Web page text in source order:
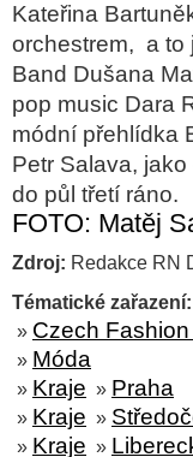
Kateřina
orchestrem, a to
Band Dušana
pop music Dara
módní přehlídka
Petr Salava,
do půl třetí ráno.
FOTO: Matěj
Zdroj: Redakce RN
Tématické zařazení:
» Czech
» Móda
» Kraje » Praha
» Kraje »
» Kraje »